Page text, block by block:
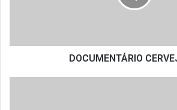
DOCUMENTÁRIO